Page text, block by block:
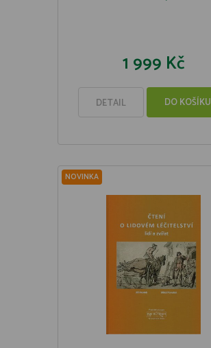
1 999 Kč
DETAIL DO KOŠÍKU
NOVINKA